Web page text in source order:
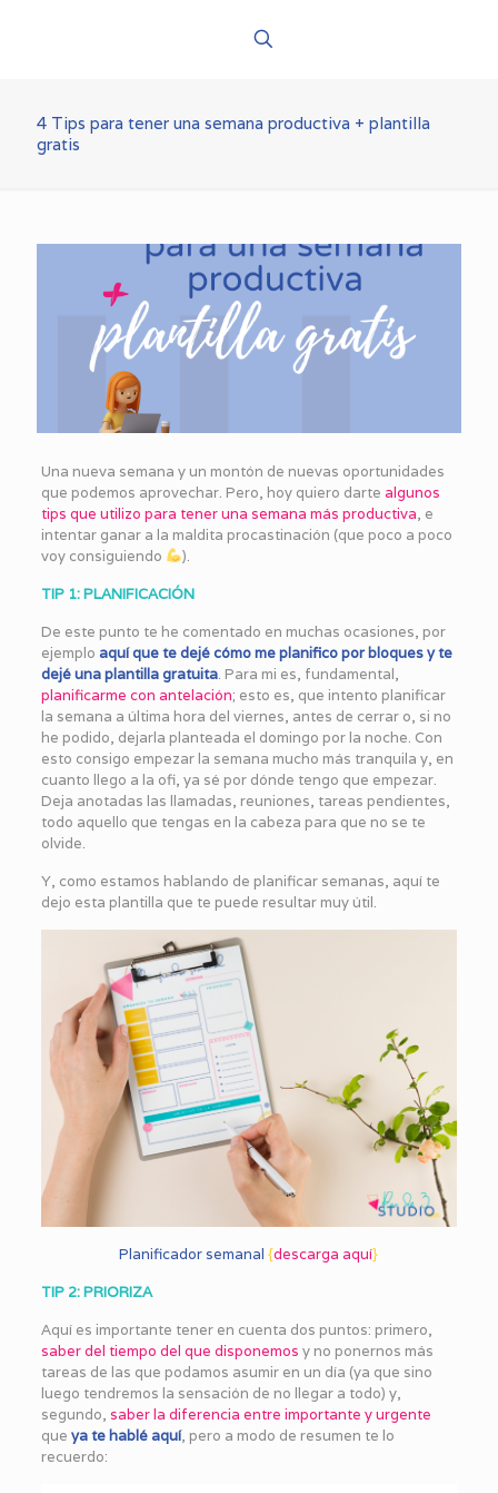
4 Tips para tener una semana productiva + plantilla
gratis
Una nueva semana y un montón de nuevas oportunidades
que podemos aprovechar. Pero, hoy quiero darte algunos
tips que utilizo para tener una semana más productiva, e
intentar ganar a la maldita procastinación (que poco a poco
voy consiguiendo
).
TIP 1: PLANIFICACIÓN
De este punto te he comentado en muchas ocasiones, por
ejemplo aquí que te dejé cómo me planifico por bloques y te
dejé una plantilla gratuita. Para mi es, fundamental,
planificarme con antelación; esto es, que intento planificar
la semana a última hora del viernes, antes de cerrar o, si no
he podido, dejarla planteada el domingo por la noche. Con
esto consigo empezar la semana mucho más tranquila y, en
cuanto llego a la ofi, ya sé por dónde tengo que empezar.
Deja anotadas las llamadas, reuniones, tareas pendientes,
todo aquello que tengas en la cabeza para que no se te
olvide.
Y, como estamos hablando de planificar semanas, aquí te
dejo esta plantilla que te puede resultar muy útil.
Planificador semanal {descarga aquí}
TIP 2: PRIORIZA
Aquí es importante tener en cuenta dos puntos: primero,
saber del tiempo del que disponemos y no ponernos más
tareas de las que podamos asumir en un día (ya que sino
luego tendremos la sensación de no llegar a todo) y,
segundo, saber la diferencia entre importante y urgente
que ya te hablé aquí, pero a modo de resumen te lo
recuerdo: